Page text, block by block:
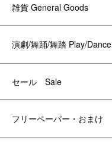
雑貨 General Goods
演劇/舞踊/舞踏 Play/Dance
セール Sale
フリーペーパー・おまけ